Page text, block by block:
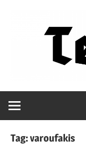
vetëm
shpjeguar
Tag:varoufakis